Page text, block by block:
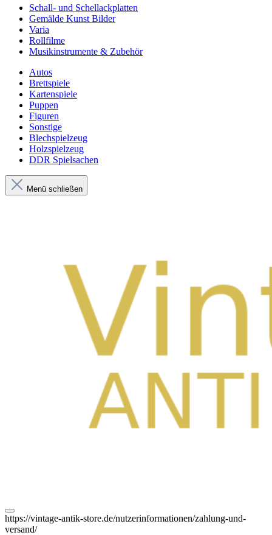
Schall- und Schellackplatten
Gemälde Kunst Bilder
Varia
Rollfilme
Musikinstrumente & Zubehör
Autos
Brettspiele
Kartenspiele
Puppen
Figuren
Sonstige
Blechspielzeug
Holzspielzeug
DDR Spielsachen
Menü schließen
https://vintage-antik-store.de/nutzerinformationen/zahlung-und-
versand/